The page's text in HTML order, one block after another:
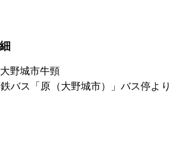
野城市牛頸
バス「原（大野城市）」バス停より